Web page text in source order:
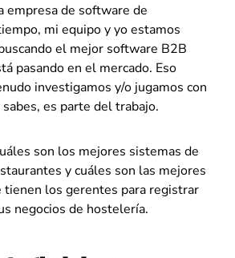
empresa de software de
mi equipo y yo estamos
el mejor software B2B
pasando en el mercado. Eso
investigamos y/o jugamos con
es parte del trabajo.
son los mejores sistemas de
y cuáles son las mejores
tienen los gerentes para registrar
negocios de hostelería.